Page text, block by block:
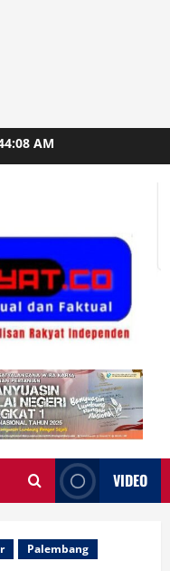
AM
VIDEO
Palembang